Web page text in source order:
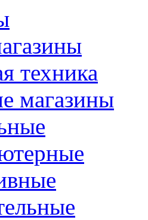
техника
магазины